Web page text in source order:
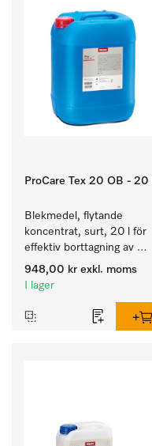
ProCare Tex 20 OB - 20 l
Blekmedel, flytande
koncentrat, surt, 20 l för
effektiv borttagning av
envisa fläckar.
948,00 kr exkl. moms
I lager